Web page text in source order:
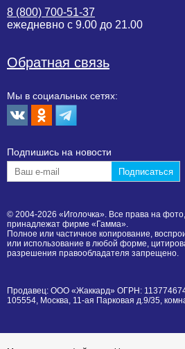
8 (800) 700-51-37
ежедневно с 9.00 до 21.00
Обратная связь
Мы в социальных сетях:
Подпишиcь на новости
© 2004-2026 «Иголочка». Все права на фото,
принадлежат фирме «Гамма».
Полное или частичное копирование,
или использование в любой форме,
разрешения правообладателя запрещено.
Продавец: ООО «Жаккард» ОГРН:
105554, Москва, 11-ая Парковая д.9/35,